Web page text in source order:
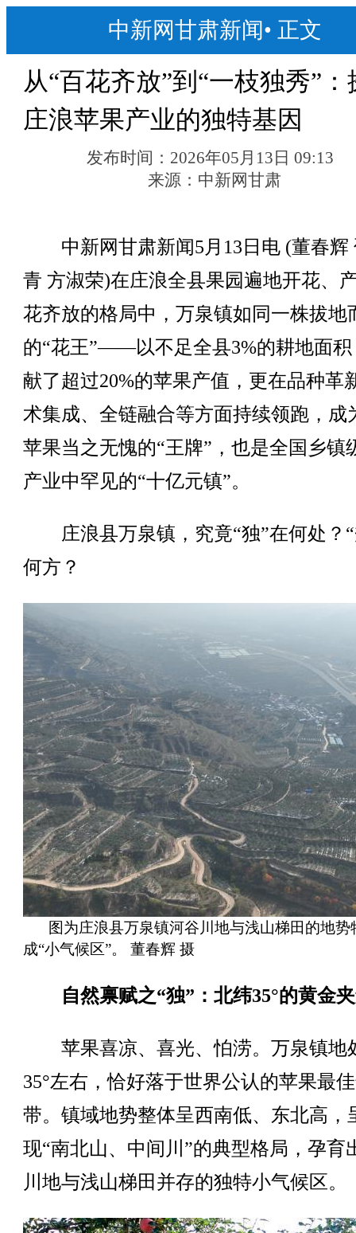
中新网甘肃新闻• 正文
从“百花齐放”到“一枝独秀”：
庄浪苹果产业的独特基因
发布时间： 2026年05月13日 09:13
来源： 中新网甘肃
中新网甘肃新闻5月13日电 (董春辉
青 方淑荣)在庄浪全县果园遍地开花、
花齐放的格局中，万泉镇如同一株拔地
的“花王”——以不足全县3%的耕地面积
献了超过20%的苹果产值，更在品种革
术集成、全链融合等方面持续领跑，成
苹果当之无愧的“王牌”，也是全国乡镇
产业中罕见的“十亿元镇”。
庄浪县万泉镇，究竟“独”在何处？“
何方？
图为庄浪县万泉镇河谷川地与浅山梯田的地势
成“小气候区”。 董春辉 摄
自然禀赋之“独”：北纬35°的黄金
苹果喜凉、喜光、怕涝。万泉镇地
35°左右，恰好落于世界公认的苹果最
带。镇域地势整体呈西南低、东北高，
现“南北山、中间川”的典型格局，孕育
川地与浅山梯田并存的独特小气候区。